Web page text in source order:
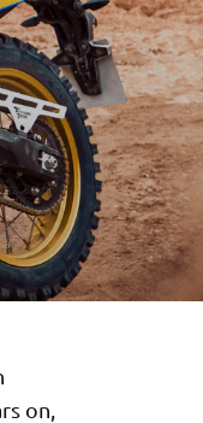
on,